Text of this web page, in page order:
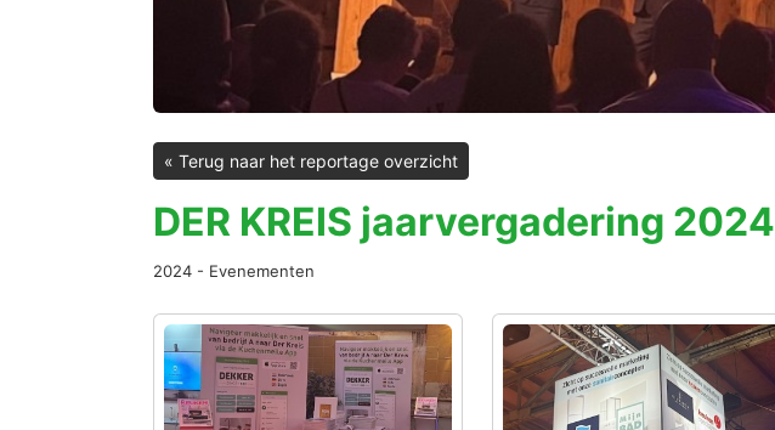
« Terug naar het reportage overzicht
DER KREIS jaarvergadering 2024
2024 - Evenementen